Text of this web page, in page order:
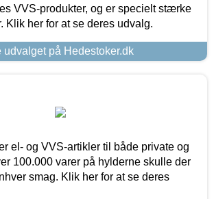
VVS-produkter, og er specielt stærke
Klik her for at se deres udvalg.
udvalget på Hedestoker.dk
el- og VVS-artikler til både private og
100.000 varer på hylderne skulle der
smag. Klik her for at se deres